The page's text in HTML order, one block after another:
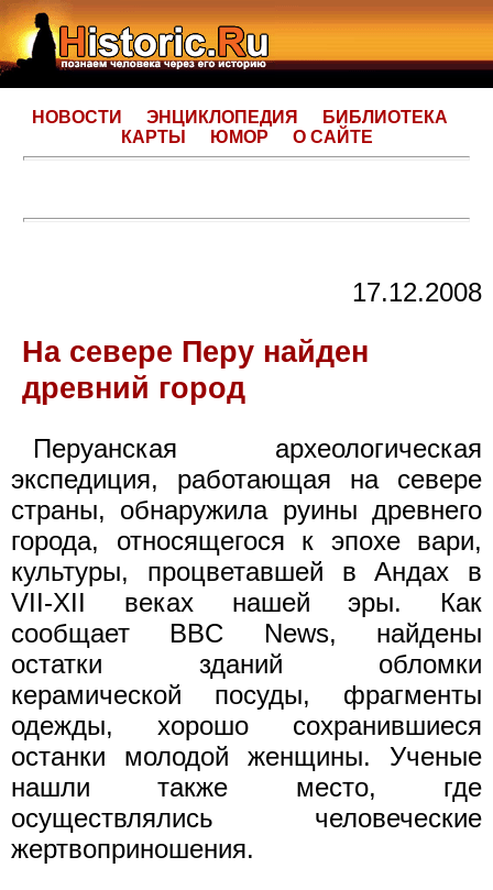
НОВОСТИ ЭНЦИКЛОПЕДИЯ
БИБЛИОТЕКА
КАРТЫ
ЮМОР О САЙТЕ
17.12.2008
На севере Перу найден
древний город
Перуанская археологическая
экспедиция, работающая на севере
страны, обнаружила руины древнего
города, относящегося к эпохе вари,
культуры, процветавшей в Андах в
VII-XII веках нашей эры. Как
сообщает BBC News, найдены
остатки зданий обломки
керамической посуды, фрагменты
одежды, хорошо сохранившиеся
останки молодой женщины. Ученые
нашли также место, где
осуществлялись человеческие
жертвоприношения.